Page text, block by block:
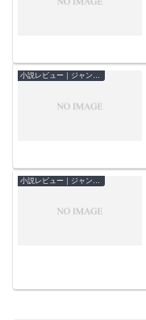
小説レビュー｜ジャンル別